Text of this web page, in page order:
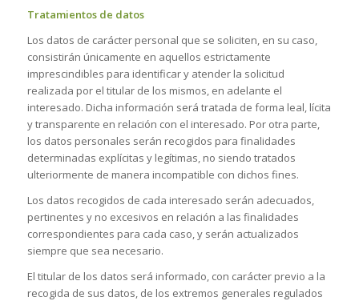
Tratamientos de datos
Los datos de carácter personal que se soliciten, en su caso,
consistirán únicamente en aquellos estrictamente
imprescindibles para identificar y atender la solicitud
realizada por el titular de los mismos, en adelante el
interesado. Dicha información será tratada de forma leal, lícita
y transparente en relación con el interesado. Por otra parte,
los datos personales serán recogidos para finalidades
determinadas explícitas y legítimas, no siendo tratados
ulteriormente de manera incompatible con dichos fines.
Los datos recogidos de cada interesado serán adecuados,
pertinentes y no excesivos en relación a las finalidades
correspondientes para cada caso, y serán actualizados
siempre que sea necesario.
El titular de los datos será informado, con carácter previo a la
recogida de sus datos, de los extremos generales regulados